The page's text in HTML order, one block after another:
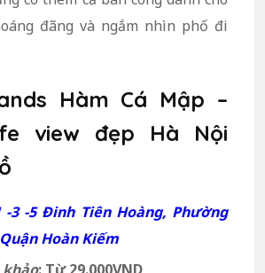
đãng và ngắm nhìn phố đi
Hàm Cá Mập –
view đẹp Hà Nội
-3 -5 Đinh Tiên Hoàng, Phường
Hoàn Kiếm
: Từ 29.000VND